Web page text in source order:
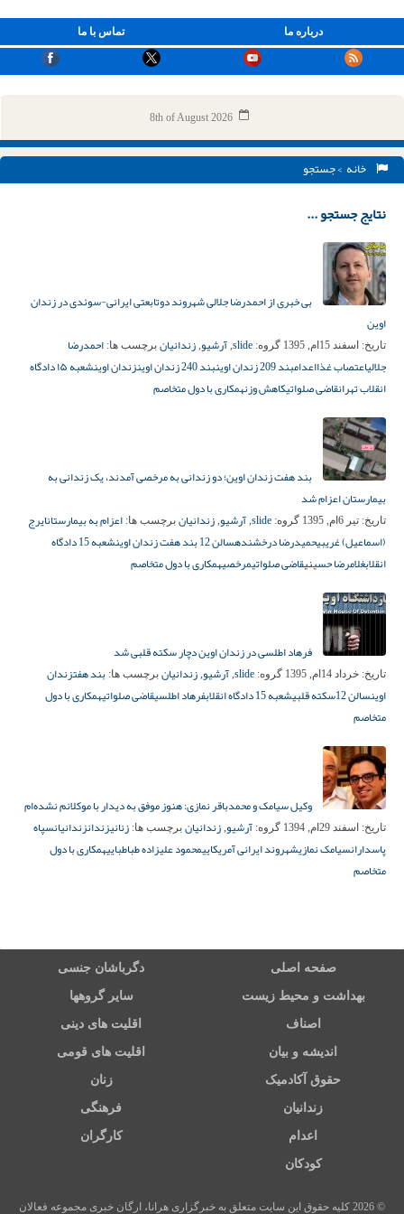
تماس با ما درباره ما
8th of August 2026
خانه > جستجو
نتایج جستجو ...
بی خبری از احمدرضا جلالی شهروند دوتابعتی ایرانی-سوئدی در زندان
اوین
تاریخ: اسفند 15ام, 1395 گروه: slide
, آرشیو, زندانیان برچسب ها: احمدرضا
جلالیاعتصاب غذااعدامبند 209 زندان اوین بند 240 زندان اوین زندان اوین
شعبه ۱۵ دادگاه
انقلاب تهرانقاضی صلواتیکاهش وزنهمکاری با دول متخاصم
بند هفت زندان اوین؛ دو زندانی به مرخصی آمدند، یک زندانی به
بیمارستان اعزام شد
تاریخ: تیر 6ام, 1395 گروه: slide
, آرشیو, زندانیان برچسب ها: اعزام به بیمارستانایرج
(اسماعیل) غریبیحمیدرضا درخشندهسالن 12 بند هفت زندان اوین
شعبه 15 دادگاه
انقلابغلامرضا حسینیقاضی صلواتیمرخصیهمکاری با دول متخاصم
فرهاد اطلسی در زندان اوین دچار سکته قلبی شد
تاریخ: خرداد 14ام, 1395 گروه: slide
, آرشیو, زندانیان برچسب ها: بند هفتزندان
اوینسالن 12 سکته قلبیشعبه 15 دادگاه انقلاب فرهاد اطلسیقاضی صلواتیهمکاری با دول
متخاصم
وکیل سیامک و محمدباقر نمازی: هنوز موفق به دیدار با موکلانم نشده‌ام
تاریخ: اسفند 29ام, 1394 گروه: آرشیو, زندانیان برچسب ها: زنانیزندانزندانیانسپاه
پاسدارانسیامک نمازیشهروند ایرانی آمریکاییمحمود علیزاده طباطباییهمکاری با دول
متخاصم
صفحه اصلی دگرباشان جنسی
بهداشت و محیط زیست سایر گروهها
اصناف اقلیت های دینی
اندیشه و بیان اقلیت های قومی
حقوق آکادمیک زنان
زندانیان فرهنگی
اعدام کارگران
کودکان
© 2026 کلیه حقوق این سایت متعلق به خبرگزاری هرانا، ارگان خبری مجموعه فعالان